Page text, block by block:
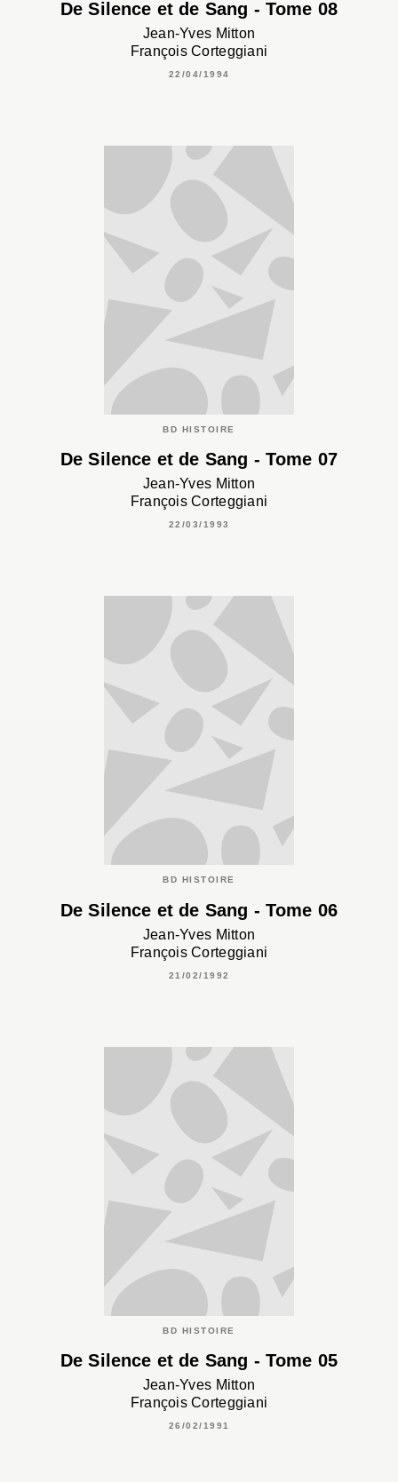
De Silence et de Sang - Tome 08
Jean-Yves Mitton
François Corteggiani
22/04/1994
BD HISTOIRE
De Silence et de Sang - Tome 07
Jean-Yves Mitton
François Corteggiani
22/03/1993
BD HISTOIRE
De Silence et de Sang - Tome 06
Jean-Yves Mitton
François Corteggiani
21/02/1992
BD HISTOIRE
De Silence et de Sang - Tome 05
Jean-Yves Mitton
François Corteggiani
26/02/1991